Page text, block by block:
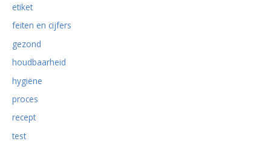
etiket
feiten en cijfers
gezond
houdbaarheid
hygiëne
proces
recept
test